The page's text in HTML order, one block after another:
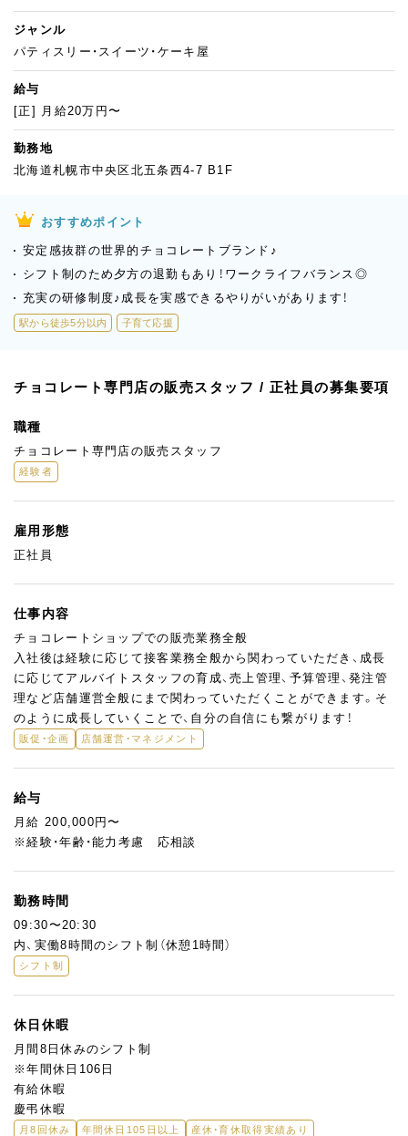
ジャンル
パティスリー・スイーツ・ケーキ屋
給与
[正] 月給20万円〜
勤務地
北海道札幌市中央区北五条西4-7 B1F
おすすめポイント
安定感抜群の世界的チョコレートブランド♪
シフト制のため夕方の退勤もあり！ワークライフバランス◎
充実の研修制度♪成長を実感できるやりがいがあります！
駅から徒歩5分以内 子育て応援
チョコレート専門店の販売スタッフ / 正社員の募集要項
職種
チョコレート専門店の販売スタッフ
経験者
雇用形態
正社員
仕事内容
チョコレートショップでの販売業務全般
入社後は経験に応じて接客業務全般から関わっていただき、成長
に応じてアルバイトスタッフの育成、売上管理、予算管理、発注管
理など店舗運営全般にまで関わっていただくことができます。そ
のように成長していくことで、自分の自信にも繋がります！
販促・企画 店舗運営・マネジメント
給与
月給 200,000円〜
※経験・年齢・能力考慮 応相談
勤務時間
09:30〜20:30
内、実働8時間のシフト制（休憩1時間）
シフト制
休日休暇
月間8日休みのシフト制
※年間休日106日
有給休暇
慶弔休暇
月8回休み 年間休日105日以上 産休・育休取得実績あり